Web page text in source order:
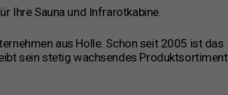
Ihre Sauna und Infrarotkabine.
aus Holle. Schon seit 2005 ist das
sein stetig wachsendes Produktsortiment